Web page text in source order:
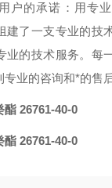
户的承诺：用专
建了一支专业的技
业的技术服务。每
业的咨询和*的售
26761-40-0
26761-40-0